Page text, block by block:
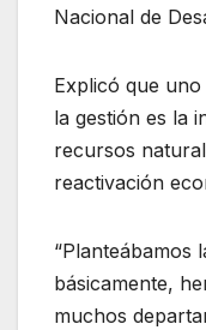
Nacional de
Explicó que
la gestión es la
recursos
reactivación
“Planteábamos
básicamente,
muchos